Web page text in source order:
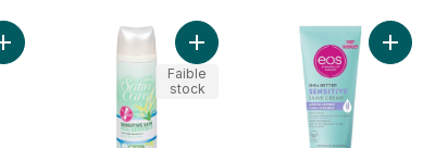
Ajouter Gel à raser pour peau sèche au panier
Ajouter Gel à raser Satin Care
Faible
stock
Ajouter